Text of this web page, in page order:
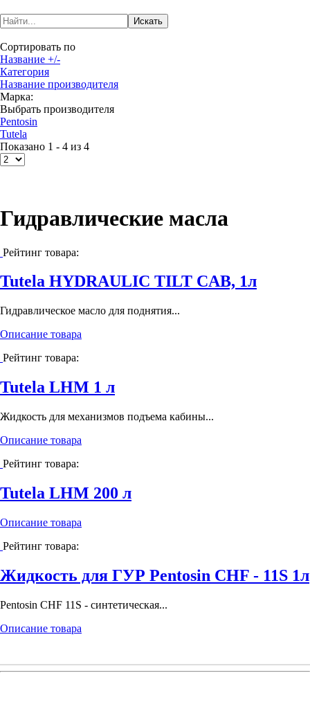
Сортировать по
Название +/-
Категория
Название производителя
Марка:
Выбрать производителя
Pentosin
Tutela
Показано 1 - 4 из 4
Гидравлические масла
Рейтинг товара:
Tutela HYDRAULIC TILT CAB, 1л
Гидравлическое масло для поднятия...
Описание товара
Рейтинг товара:
Tutela LHM 1 л
Жидкость для механизмов подъема кабины...
Описание товара
Рейтинг товара:
Tutela LHM 200 л
Описание товара
Рейтинг товара:
Жидкость для ГУР Pentosin CHF - 11S 1л
Pentosin CHF 11S - синтетическая...
Описание товара